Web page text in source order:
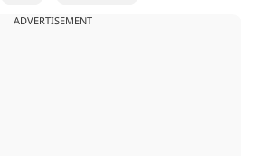
ADVERTISEMENT